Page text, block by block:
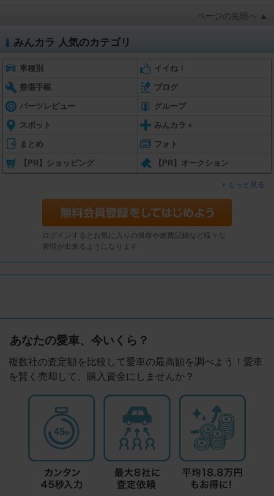
ページの先頭へ ▲
みんカラ 人気のカテゴリ
車種別 イイね！
整備手帳 ブログ
パーツレビュー グループ
スポット みんカラ＋
まとめ フォト
【PR】ショッピング 【PR】オークション
もっと見る
ログインするとお気に入りの保存や燃費記録など様々な
管理が出来るようになります
あなたの愛車、今いくら？
複数社の査定額を比較して愛車の最高額を調べよう！愛車
を賢く売却して、購入資金にしませんか？